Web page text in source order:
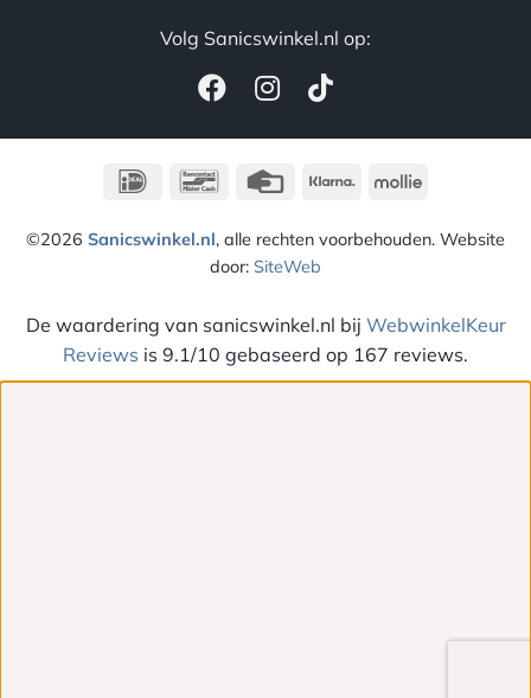
Volg Sanicswinkel.nl op:
IDeal BancontactCredit
Klarna Mollie
©2026 Sanicswinkel.nl, alle rechten voorbehouden. Website
door: SiteWeb
De waardering van sanicswinkel.nl bij WebwinkelKeur
Reviews is 9.1/10 gebaseerd op 167 reviews.